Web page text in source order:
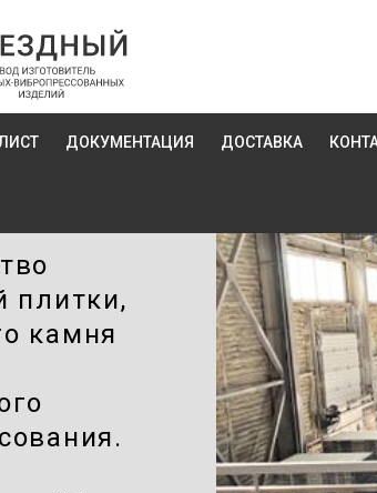
ДОКУМЕНТАЦИЯ ДОСТАВКА
плитки,
камня